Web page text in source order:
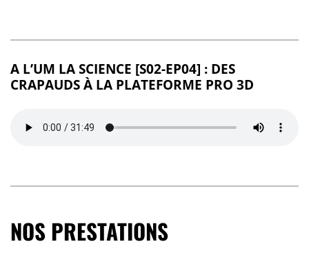
A L’UM LA SCIENCE [S02-EP04] : DES
CRAPAUDS À LA PLATEFORME PRO 3D
NOS PRESTATIONS